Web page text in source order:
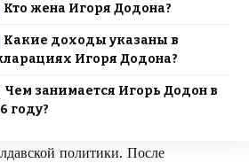
Кто жена Игоря Додона?
Какие доходы указаны в
Игоря Додона?
Чем занимается Игорь Додон в
году?
политики. После